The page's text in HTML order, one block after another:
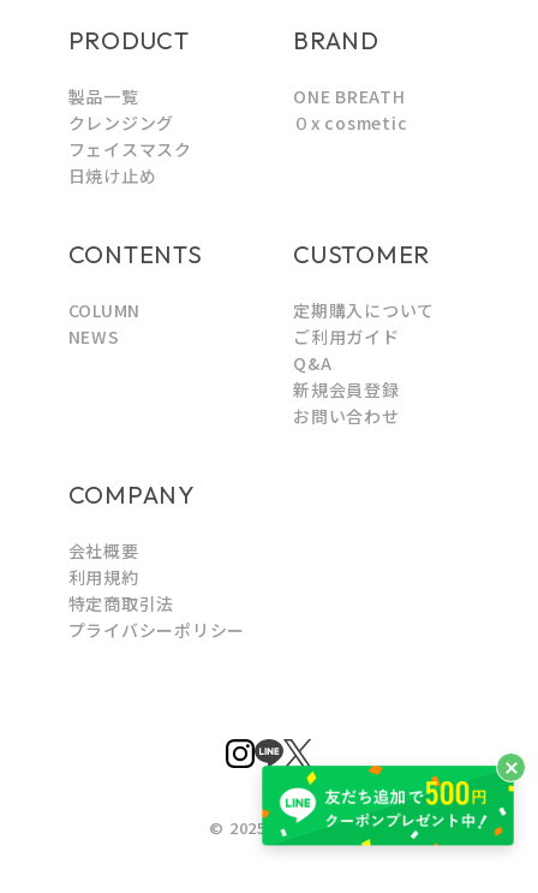
PRODUCT
製品一覧
クレンジング
フェイスマスク
日焼け止め
BRAND
ONE BREATH
０x cosmetic
CONTENTS
COLUMN
NEWS
CUSTOMER
定期購入について
ご利用ガイド
Q&A
新規会員登録
お問い合わせ
COMPANY
会社概要
利用規約
特定商取引法
プライバシーポリシー
© 2025 Iob Co.